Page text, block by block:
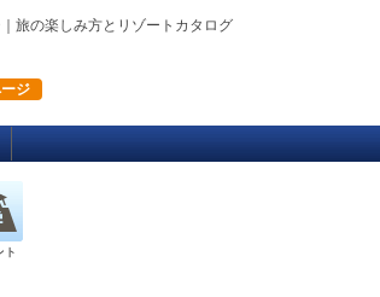
旅の楽しみ方とリゾートカタログ
ジ
ト